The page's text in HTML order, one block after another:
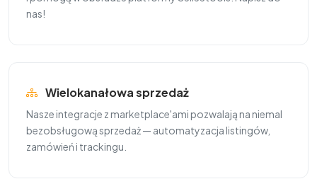
nas!
Wielokanałowa sprzedaż
Nasze integracje z marketplace'ami pozwalają na niemal
bezobsługową sprzedaż — automatyzacja listingów,
zamówień i trackingu.